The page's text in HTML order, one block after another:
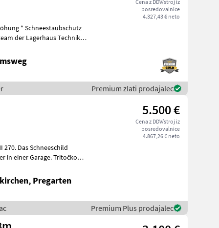
Cena z DDV/stroj iz
posredovalnice
4.327,43 € neto
Premium zlati prodajalec
5.500 €
Cena z DDV/stroj iz
posredovalnice
4.867,26 € neto
270. Das Schneeschild
in einer Garage. Tritočkovni
Pregarten
Premium Plus prodajalec